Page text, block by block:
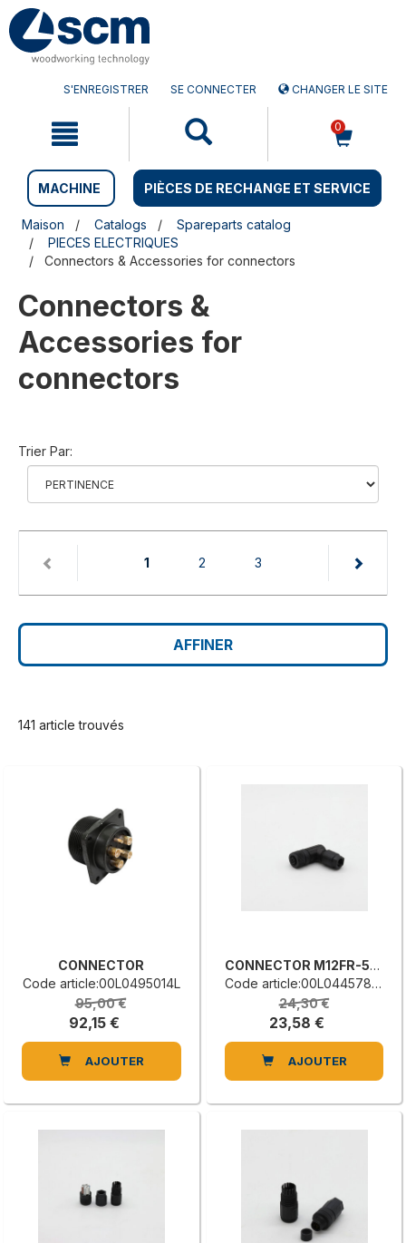
Aller
au
contenu
Menu
sauter
S'ENREGISTRER SE CONNECTER CHANGER LE SITE
0
MACHINE PIÈCES DE RECHANGE ET SERVICE
Maison Catalogs
Spareparts catalog
PIECES ELECTRIQUES
Connectors & Accessories for connectors
Connectors &
Accessories for
connectors
Trier Par:
1(current)
2 3
AFFINER
141 article trouvés
CONNECTOR
Code article:00L0495014L
95,00 €
92,15 €
AJOUTER
CONNECTOR M12FR-5PL
Code article:00L0445786F
24,30 €
23,58 €
AJOUTER